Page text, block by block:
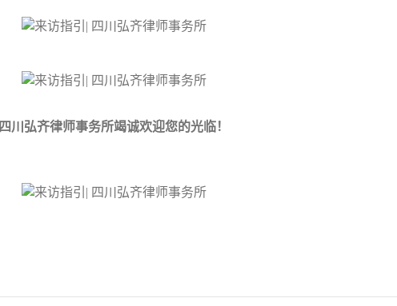
四川弘齐律师事务所竭诚欢迎您的光临！